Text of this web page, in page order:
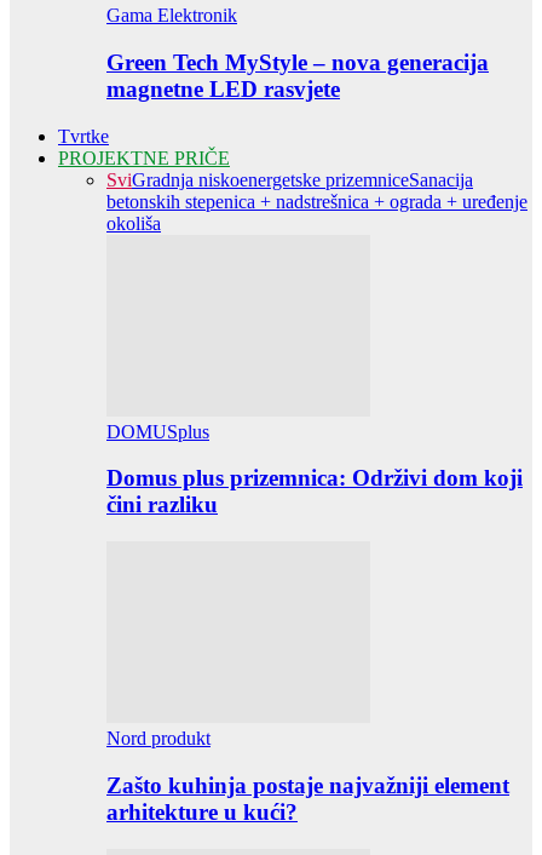
Gama Elektronik
Green Tech MyStyle – nova generacija
magnetne LED rasvjete
Tvrtke
PROJEKTNE PRIČE
SviGradnja niskoenergetske prizemniceSanacija
betonskih stepenica + nadstrešnica + ograda + uređenje
okoliša
DOMUSplus
Domus plus prizemnica: Održivi dom koji
čini razliku
Nord produkt
Zašto kuhinja postaje najvažniji element
arhitekture u kući?